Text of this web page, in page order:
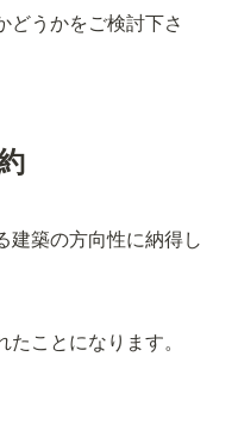
どうかをご検討下さ
建築の方向性に納得し
ことになります。